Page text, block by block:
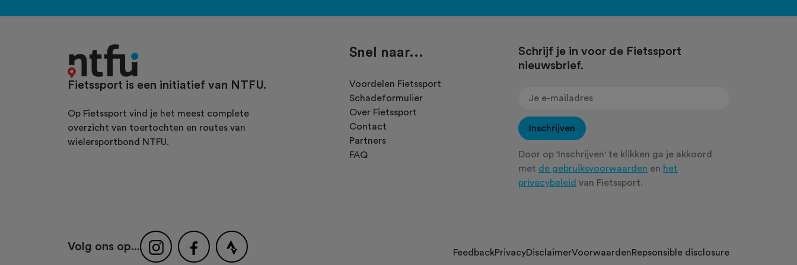
Fietssport is een initiatief van NTFU.
Op Fietssport vind je het meest complete
overzicht van toertochten en routes van
wielersportbond NTFU.
Snel naar...
Voordelen Fietssport
Schadeformulier
Over Fietssport
Contact
Partners
FAQ
Schrijf je in voor de Fietssport
nieuwsbrief.
Inschrijven
Door op 'Inschrijven' te klikken ga je akkoord
met de gebruiksvoorwaarden en het
privacybeleid van Fietssport.
Volg ons op... FeedbackPrivacyDisclaimerVoorwaardenRepsonsible disclosure